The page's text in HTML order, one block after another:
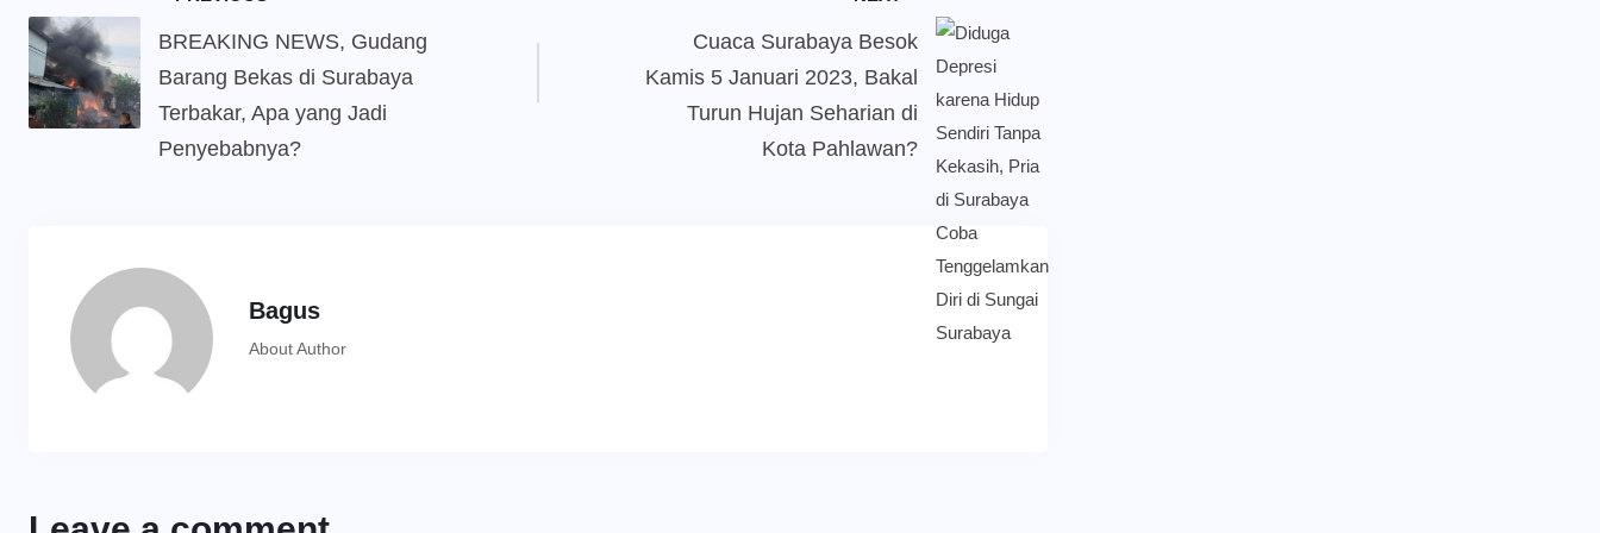
BREAKING NEWS, Gudang
Barang Bekas di Surabaya
Terbakar, Apa yang Jadi
Penyebabnya?
Cuaca Surabaya Besok
Kamis 5 Januari 2023, Bakal
Turun Hujan Seharian di
Kota Pahlawan?
Bagus
About Author